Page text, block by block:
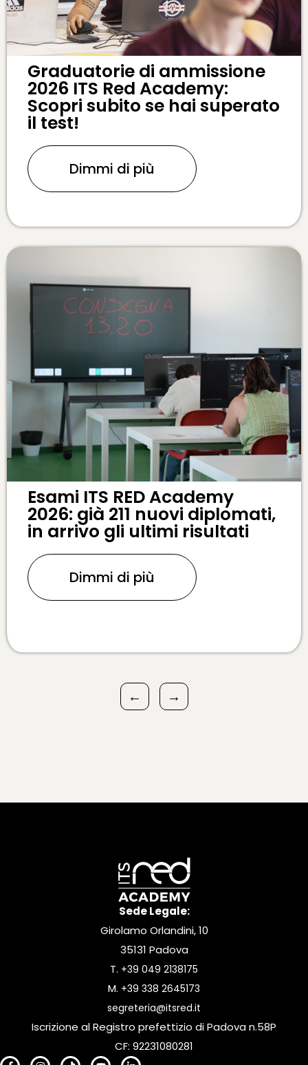
Graduatorie di ammissione
2026 ITS Red Academy:
Scopri subito se hai superato
il test!
Dimmi di più
Esami ITS RED Academy
2026: già 211 nuovi diplomati,
in arrivo gli ultimi risultati
Dimmi di più
← →
Sede Legale:
Girolamo Orlandini, 10
35131 Padova
T. +39 049 2138175
M. +39 338 2645173
segreteria@itsred.it
Iscrizione al Registro prefettizio di Padova n.58P
CF: 92231080281